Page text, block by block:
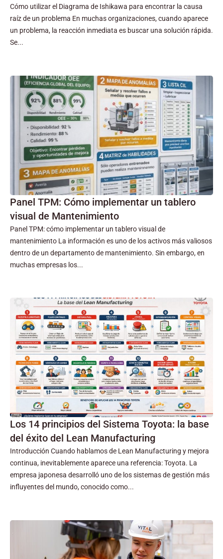
Cómo utilizar el Diagrama de Ishikawa para encontrar la causa
raíz de un problema En muchas organizaciones, cuando aparece
un problema, la reacción inmediata es buscar una solución rápida.
Se...
Panel TPM: Cómo implementar un tablero
visual de Mantenimiento
Panel TPM: cómo implementar un tablero visual de
mantenimiento La información es uno de los activos más valiosos
dentro de un departamento de mantenimiento. Sin embargo, en
muchas empresas los...
Los 14 principios del Sistema Toyota: la base
del éxito del Lean Manufacturing
Introducción Cuando hablamos de Lean Manufacturing y mejora
continua, inevitablemente aparece una referencia: Toyota. La
empresa japonesa desarrolló uno de los sistemas de gestión más
influyentes del mundo, conocido como...